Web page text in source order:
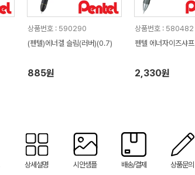
상품번호 : 590290
(펜텔)에너겔 슬림(러버)(0.7)
885원
상품번호 : 580482
펜텔 에너자이즈샤프
2,330원
상세설명 시안샘플 배송/결제 상품문의